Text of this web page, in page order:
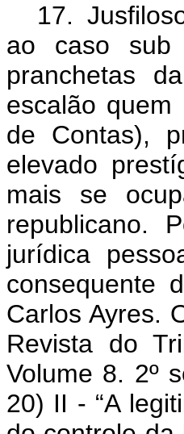
17.
ao caso sub
pranchetas
escalão
de Contas),
elevado
mais se
republicano.
jurídica
consequente
Carlos Ayres.
Revista do
Volume 8. 2º
20) II - “A